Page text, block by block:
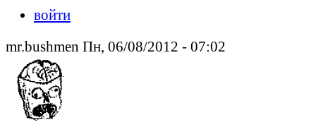
войти
mr.bushmen Пн, 06/08/2012 - 07:02